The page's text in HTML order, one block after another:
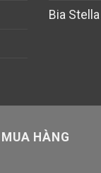
Bia
HÀNG